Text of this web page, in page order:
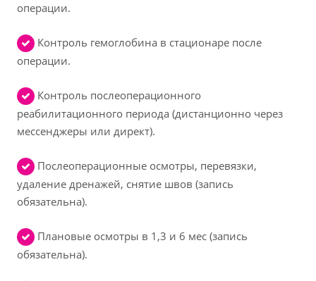
операции.
Контроль гемоглобина в стационаре после
операции.
Контроль послеоперационного
реабилитационного периода (дистанционно через
мессенджеры или директ).
Послеоперационные осмотры, перевязки,
удаление дренажей, снятие швов (запись
обязательна).
Плановые осмотры в 1,3 и 6 мес (запись
обязательна).